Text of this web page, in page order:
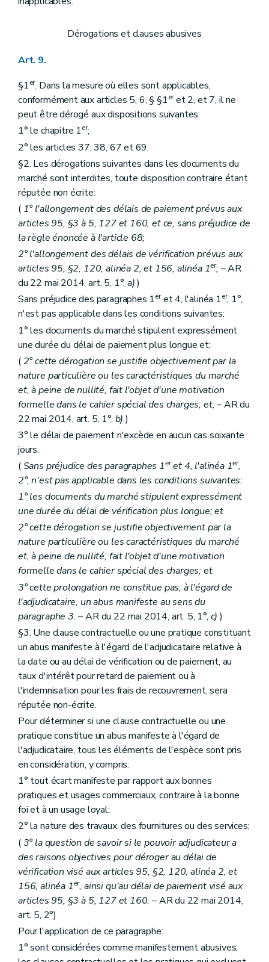
Dérogations et clauses abusives
Art. 9.
§1er. Dans la mesure où elles sont applicables,
conformément aux articles 5, 6, § §1eret 2, et 7, il ne
peut être dérogé aux dispositions suivantes:
1° le chapitre 1er;
2° les articles 37, 38, 67 et 69.
§2. Les dérogations suivantes dans les documents du
marché sont interdites, toute disposition contraire étant
réputée non écrite:
( 1° l'allongement des délais de paiement prévus aux
articles 95, §3 à 5, 127 et 160, et ce, sans préjudice de
la règle énoncée à l'article 68;
2° l'allongement des délais de vérification prévus aux
articles 95, §2, 120, alinéa 2, et 156, alinéa 1er;– AR
du 22 mai 2014, art. 5, 1°, a))
Sans préjudice des paragraphes 1eret 4, l'alinéa 1er, 1°,
n'est pas applicable dans les conditions suivantes:
1° les documents du marché stipulent expressément
une durée du délai de paiement plus longue et;
( 2° cette dérogation se justifie objectivement par la
nature particulière ou les caractéristiques du marché
et, à peine de nullité, fait l'objet d'une motivation
formelle dans le cahier spécial des charges, et;– AR du
22 mai 2014, art. 5, 1°, b) )
3° le délai de paiement n'excède en aucun cas soixante
jours.
(Sans préjudice des paragraphes 1eret 4, l'alinéa 1er,
2°, n'est pas applicable dans les conditions suivantes:
1° les documents du marché stipulent expressément
une durée du délai de vérification plus longue; et
2° cette dérogation se justifie objectivement par la
nature particulière ou les caractéristiques du marché
et, à peine de nullité, fait l'objet d'une motivation
formelle dans le cahier spécial des charges; et
3° cette prolongation ne constitue pas, à l'égard de
l'adjudicataire, un abus manifeste au sens du
paragraphe 3.– AR du 22 mai 2014, art. 5, 1°, c) )
§3. Une clause contractuelle ou une pratique constituant
un abus manifeste à l'égard de l'adjudicataire relative à
la date ou au délai de vérification ou de paiement, au
taux d'intérêt pour retard de paiement ou à
l'indemnisation pour les frais de recouvrement, sera
réputée non-écrite.
Pour déterminer si une clause contractuelle ou une
pratique constitue un abus manifeste à l'égard de
l'adjudicataire, tous les éléments de l'espèce sont pris
en considération, y compris:
1° tout écart manifeste par rapport aux bonnes
pratiques et usages commerciaux, contraire à la bonne
foi et à un usage loyal;
2° la nature des travaux, des fournitures ou des services;
(3° la question de savoir si le pouvoir adjudicateur a
des raisons objectives pour déroger au délai de
vérification visé aux articles 95, §2, 120, alinéa 2, et
156, alinéa 1er, ainsi qu'au délai de paiement visé aux
articles 95, §3 à 5, 127 et 160. – AR du 22 mai 2014,
art. 5, 2°)
Pour l'application de ce paragraphe:
1° sont considérées comme manifestement abusives,